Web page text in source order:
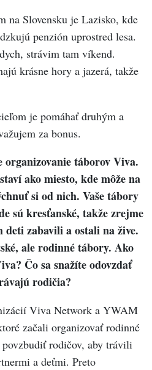
na Slovensku je Lazisko, kde
penzión uprostred lesa.
strávim tam víkend.
krásne hory a jazerá, takže
je pomáhať druhým a
za bonus.
táborov Viva.
ako miesto, kde môže na
si od nich. Vaše tábory
sú kresťanské, takže zrejme
deti zabavili a ostali na žive.
ale rodinné tábory. Ako
Čo sa snažíte odovzdať
rodičia?
Viva Network a YWAM
začali organizovať rodinné
rodičov, aby trávili
a deťmi. Preto